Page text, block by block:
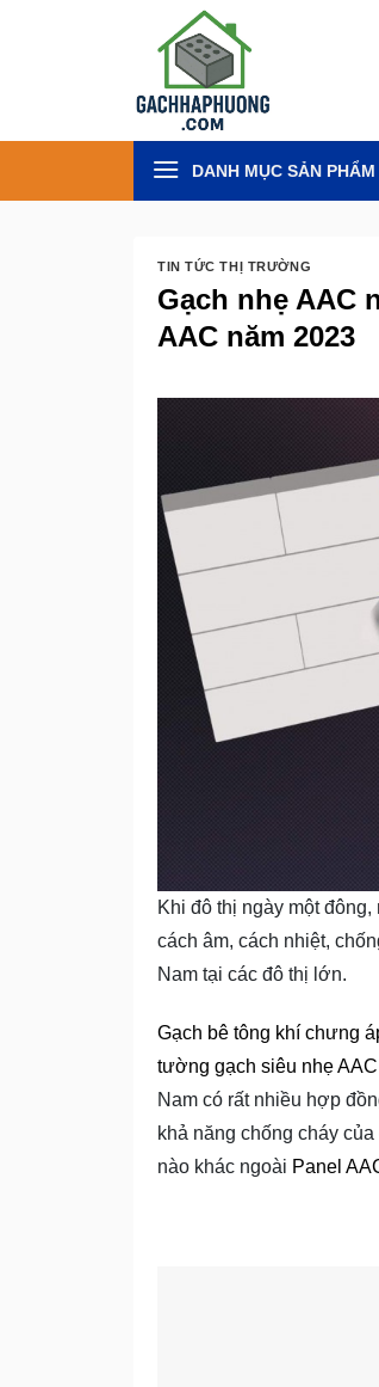
DANH MỤC SẢN PHẨM
TIN TỨC THỊ TRƯỜNG
Gạch nhẹ AAC
AAC năm 2023
Khi đô thị ngày một
cách âm, cách nhiệt,
Nam tại các đô thị lớn.
Gạch bê tông khí chưng
tường gạch siêu nhẹ AAC
Nam có rất nhiều hợp
khả năng chống cháy
nào khác ngoài Panel